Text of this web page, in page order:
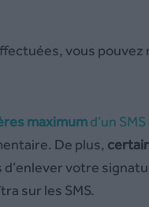
vous
maximumd’un SMS
De plus,
d’enlever votre
sur les SMS.